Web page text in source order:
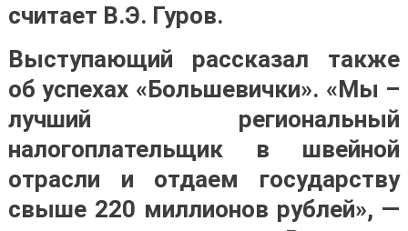
считает В.Э. Гуров.
Выступающий рассказал также
об успехах «Большевички». «Мы –
лучший региональный
налогоплательщик в швейной
отрасли и отдаем государству
свыше 220 миллионов рублей», —